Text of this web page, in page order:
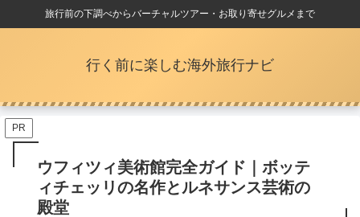
旅行前の下調べからバーチャルツアー・お取り寄せグルメまで
行く前に楽しむ海外旅行ナビ
PR
ウフィツィ美術館完全ガイド｜ボッテ
ィチェッリの名作とルネサンス芸術の
殿堂